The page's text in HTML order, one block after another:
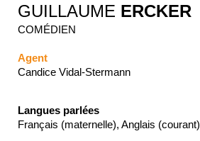
GUILLAUME ERCKER
COMÉDIEN
Agent
Candice Vidal-Stermann
Langues parlées
Français (maternelle), Anglais (courant)